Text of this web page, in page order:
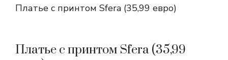
Платье с принтом Sfera (35,99 евро)
Платье с принтом Sfera (35,99